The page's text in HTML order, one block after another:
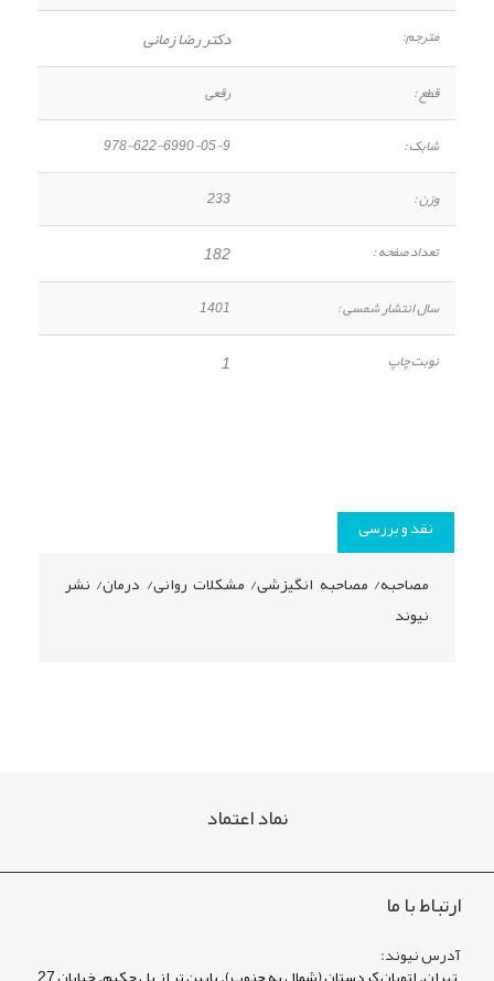
مترجم: دکتر رضا زمانی
قطع :
رقعی
شابک :
978-622-6990-05-9
وزن :
233
تعداد صفحه :
182
سال انتشار شمسی :
1401
نوبت چاپ
1
نقد و بررسی
مصاحبه/ مصاحبه انگیزشی/ مشکلات روانی/ درمان/ نشر
نیوند
نماد اعتماد
ارتباط با ما
آدرس نیوند: